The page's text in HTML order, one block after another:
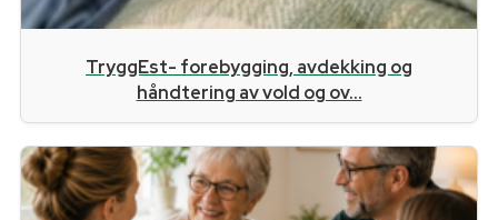
TryggEst- forebygging, avdekking og
håndtering av vold og ov...